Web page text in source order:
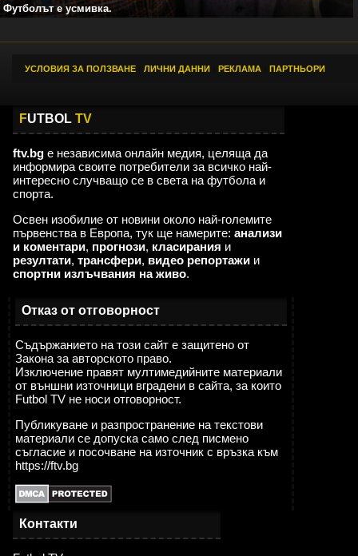
Футболът е усмивка.
УСЛОВИЯ ЗА ПОЛЗВАНЕ ЛИЧНИ ДАННИ РЕКЛАМА ПАРТНЬОРИ
FUTBOL TV
ftv.bg е независима онлайн медия, целяща да
информира своите потребители за всичко най-
интересно случващо се в света на футбола и
спорта.
Освен изобилие от новини около най-големите
първенства в Европа, тук ще намерите: анализи
и коментари, прогнози, класирания и
резултати, трансфери, видео репортажи и
спортни излъчвания на живо.
Отказ от отговорност
Съдържанието на този сайт е защитено от
Закона за авторското право.
Изключение правят мултимедийните материали
от външни източници вградени в сайта, за които
Futbol TV не носи отговорност.
Публикуване и разпространение на текстови
материали се допуска само след писмено
съгласие и посочване на източник с връзка към
https://ftv.bg
Контакти